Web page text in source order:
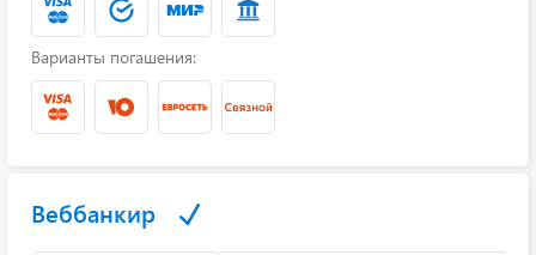
Варианты погашения:
Веббанкир